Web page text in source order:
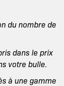
du nombre de
dans le prix
votre bulle.
à une gamme